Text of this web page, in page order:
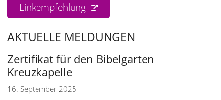
Linkempfehlung
AKTUELLE MELDUNGEN
Zertifikat für den Bibelgarten
Kreuzkapelle
16. September 2025